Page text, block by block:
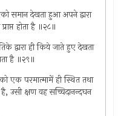
समान देखता हुआ अपने द्वारा
होता है ॥२८॥
द्वारा ही किये जाते हुए देखता
है ॥२९॥
परमात्मामें ही स्थित तथा
उसी क्षण वह सच्चिदानन्दघन